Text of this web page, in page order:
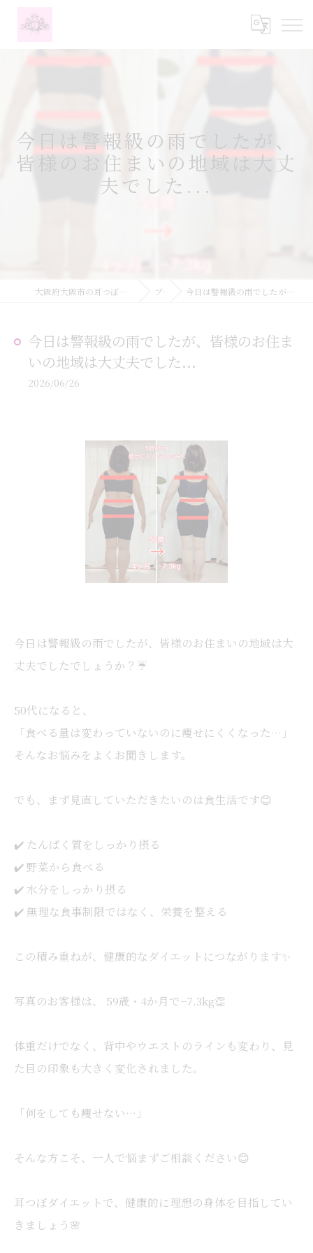
今日は警報級の雨でしたが、
皆様のお住まいの地域は大丈
夫でした...
大阪府大阪市の耳つぼなら耳つぼダイエットサロンふーみん ブログ 今日は警報級の雨でしたが、皆様のお住まいの地域は大丈夫でした...
今日は警報級の雨でしたが、皆様のお住ま
いの地域は大丈夫でした...
2026/06/26
今日は警報級の雨でしたが、皆様のお住まいの地域は大
丈夫でしたでしょうか？☔️
50代になると、
「食べる量は変わっていないのに痩せにくくなった…」
そんなお悩みをよくお聞きします。
でも、まず見直していただきたいのは食生活です😊
✔️ たんぱく質をしっかり摂る
✔️ 野菜から食べる
✔️ 水分をしっかり摂る
✔️ 無理な食事制限ではなく、栄養を整える
この積み重ねが、健康的なダイエットにつながります✨
写真のお客様は、 59歳・4か月で−7.3kg👏
体重だけでなく、背中やウエストのラインも変わり、見
た目の印象も大きく変化されました。
「何をしても痩せない…」
そんな方こそ、一人で悩まずご相談ください😊
耳つぼダイエットで、健康的に理想の身体を目指してい
きましょう🌸